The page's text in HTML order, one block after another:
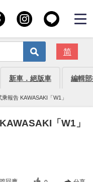
简
新車．絕版車 編輯
報告 KAWASAKI「W1」
「W1」